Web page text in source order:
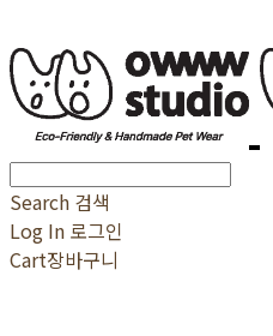
Search 검색
Log In 로그인
Cart장바구니